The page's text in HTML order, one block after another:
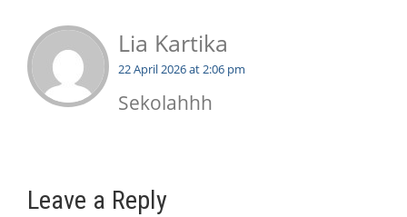
Lia Kartika
22 April 2026 at 2:06 pm
Sekolahhh
Leave a Reply